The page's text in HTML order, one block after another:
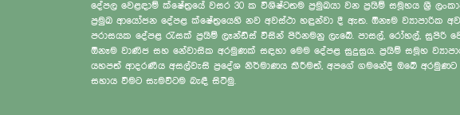
දේපල වෙළඳාම් ක්ෂේත්‍රයේ වසර 30 ක විශිෂ්ටතම ප්‍රමුඛයා වන ප්‍රයිම් සමූහය ශ්‍රී
ප්‍රමුඛ ආයෝජන දේපළ ක්ෂේත්‍රයෙහි නව අවස්ථා හඳුන්වා දී ඇත. ඕනෑම ව්‍යාපාරික
පරාසයක දේපළ රැසක් ප්‍රයිම් ලෑන්ඩ්ස් විසින් පිරිනමනු ලැබේ. පාසල්, රෝහල්, සුපිරි
ඕනෑම වාණිජ සහ නේවාසික අරමුණක් සඳහා මෙම දේපළ සුදුසුය. ප්‍රයිම් සමූහ
යහපත් ආදරණීය අසල්වැසි ප්‍රදේශ නිර්මාණය කිරීමත්, අපගේ ගමනේදී ඔබේ අරමුණට
සහාය වීමට සැමවිටම බැඳී සිටිමු.